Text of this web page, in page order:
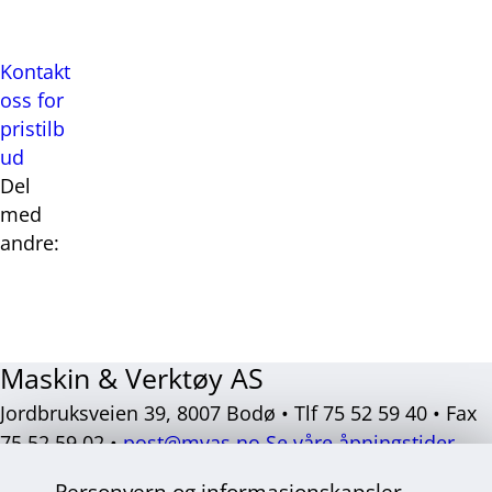
Kontakt
oss for
pristilb
ud
Del
med
andre:
post
Maskin & Verktøy AS
Jordbruksveien 39, 8007 Bodø • Tlf 75 52 59 40 • Fax
75 52 59 02 •post@mvas.no Se våre åpningstider